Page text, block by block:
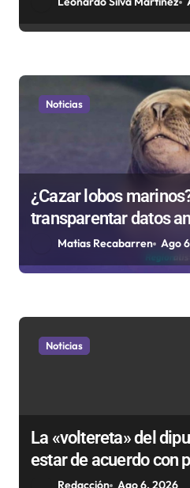
s
Noticias
¿Cazar lobos
transparentar datos
medida que evalúa el
Matias Recabarren Ago
Noticias
La «voltereta» del
estar de acuerdo con
defender una
Redacción Ago 6, 2026